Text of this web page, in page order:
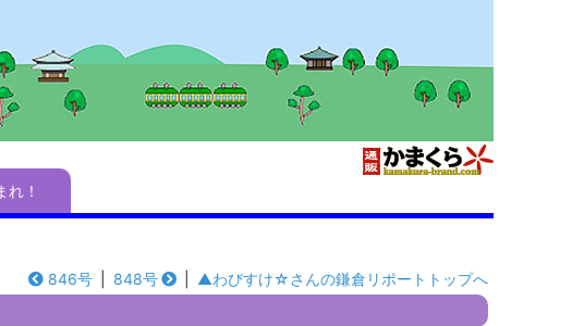
れ！
846号 848号 ▲わびすけ☆さんの鎌倉リポートトップへ